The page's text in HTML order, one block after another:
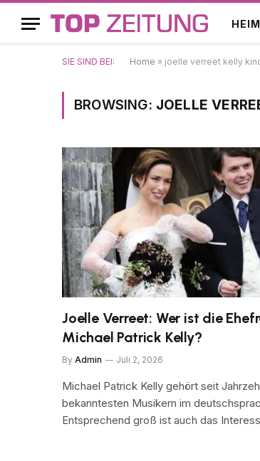
HEIM
SIE SIND BEI: Home » joelle verreet kelly
BROWSING: JOELLE
Joelle Verreet: Wer ist die
Michael Patrick Kelly?
By Admin Juli 2, 2026
Michael Patrick Kelly gehört seit
bekanntesten Musikern im
Entsprechend groß ist auch das